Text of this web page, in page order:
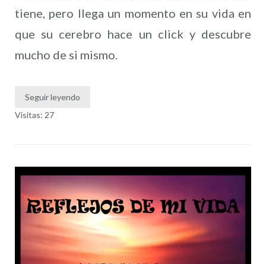
tiene, pero llega un momento en su vida en
que su cerebro hace un click y descubre
mucho de si mismo.
Seguir leyendo
Visitas: 27